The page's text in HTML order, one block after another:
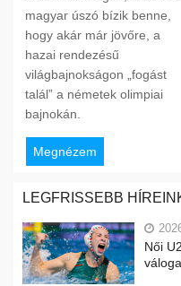
magyar úszó bízik benne,
hogy akár már jövőre, a
hazai rendezésű
világbajnokságon „fogást
talál” a németek olimpiai
bajnokán.
Megnézem
LEGFRISSEBB
Női